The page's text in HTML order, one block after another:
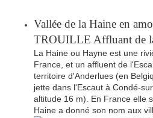
Vallée de la Haine en
TROUILLE Affluant de
La Haine ou Hayne est une
France, et un affluent de
territoire d'Anderlues (en
jette dans l'Escaut à Condé-
altitude 16 m). En France elle
Haine a donné son nom aux